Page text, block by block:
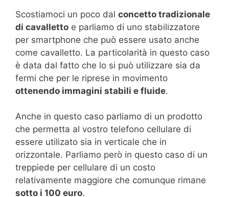
Scostiamoci un poco dal concetto tradizionale
di cavalletto e parliamo di uno stabilizzatore
per smartphone che può essere usato anche
come cavalletto. La particolarità in questo caso
è data dal fatto che lo si può utilizzare sia da
fermi che per le riprese in movimento
ottenendo immagini stabili e fluide.
Anche in questo caso parliamo di un prodotto
che permetta al vostro telefono cellulare di
essere utilizato sia in verticale che in
orizzontale. Parliamo però in questo caso di un
treppiede per cellulare di un costo
relativamente maggiore che comunque rimane
sotto i 100 euro.